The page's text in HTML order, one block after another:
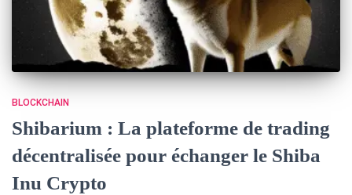
BLOCKCHAIN
Shibarium : La plateforme de trading
décentralisée pour échanger le Shiba
Inu Crypto